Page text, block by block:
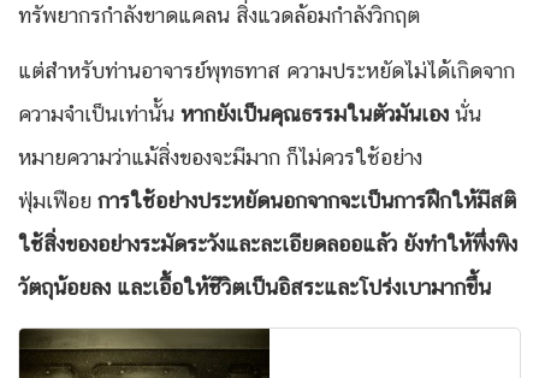
ทรัพยากรกำลังขาดแคลน สิ่งแวดล้อมกำลังวิกฤต
แต่สำหรับท่านอาจารย์พุทธทาส ความประหยัดไม่ได้เกิดจาก
ความจำเป็นเท่านั้น หากยังเป็นคุณธรรมในตัวมันเอง นั่น
หมายความว่าแม้สิ่งของจะมีมาก ก็ไม่ควรใช้อย่าง
ฟุ่มเฟือย การใช้อย่างประหยัดนอกจากจะเป็นการฝึกให้มีสติ
ใช้สิ่งของอย่างระมัดระวังและละเอียดลออแล้ว ยังทำให้พึ่งพิง
วัตถุน้อยลง และเอื้อให้ชีวิตเป็นอิสระและโปร่งเบามากขึ้น